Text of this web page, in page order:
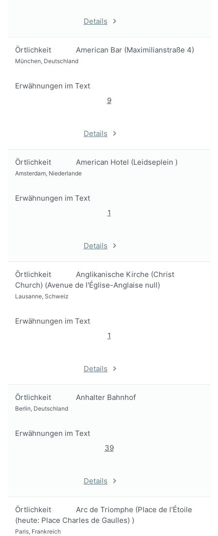
Details
Örtlichkeit American Bar (Maximilianstraße 4)
München, Deutschland
Erwähnungen im Text
9
Details
Örtlichkeit American Hotel (Leidseplein )
Amsterdam, Niederlande
Erwähnungen im Text
1
Details
Örtlichkeit
Anglikanische Kirche (Christ
Church) (Avenue de l'Église-Anglaise null)
Lausanne, Schweiz
Erwähnungen im Text
1
Details
Örtlichkeit Anhalter Bahnhof
Berlin, Deutschland
Erwähnungen im Text
39
Details
Örtlichkeit
Arc de Triomphe (Place de l'Étoile
(heute: Place Charles de Gaulles) )
Paris, Frankreich